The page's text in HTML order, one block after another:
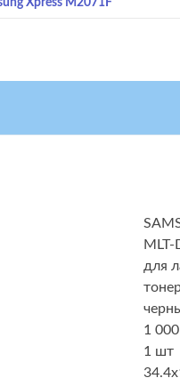
Xpress M2071F
MLT-
для
1
1 шт